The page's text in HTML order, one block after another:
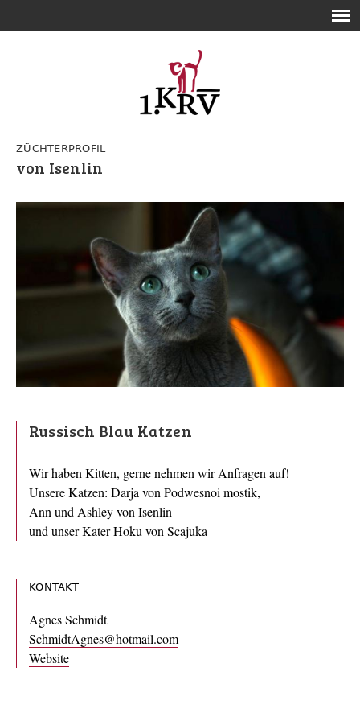
ZÜCHTERPROFIL
von Isenlin
Russisch Blau Katzen
Wir haben Kitten, gerne nehmen wir Anfragen auf!
Unsere Katzen: Darja von Podwesnoi mostik,
Ann und Ashley von Isenlin
und unser Kater Hoku von Scajuka
KONTAKT
Agnes Schmidt
SchmidtAgnes@hotmail.com
Website